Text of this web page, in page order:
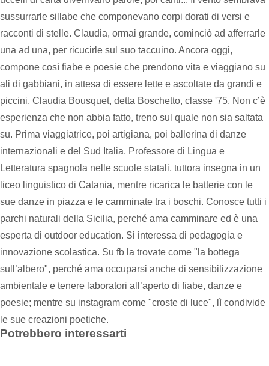
sussurrarle sillabe che componevano corpi dorati di versi e
racconti di stelle. Claudia, ormai grande, cominciò ad afferrarle
una ad una, per ricucirle sul suo taccuino. Ancora oggi,
compone così fiabe e poesie che prendono vita e viaggiano su
ali di gabbiani, in attesa di essere lette e ascoltate da grandi e
piccini. Claudia Bousquet, detta Boschetto, classe '75. Non c’è
esperienza che non abbia fatto, treno sul quale non sia saltata
su. Prima viaggiatrice, poi artigiana, poi ballerina di danze
internazionali e del Sud Italia. Professore di Lingua e
Letteratura spagnola nelle scuole statali, tuttora insegna in un
liceo linguistico di Catania, mentre ricarica le batterie con le
sue danze in piazza e le camminate tra i boschi. Conosce tutti i
parchi naturali della Sicilia, perché ama camminare ed è una
esperta di outdoor education. Si interessa di pedagogia e
innovazione scolastica. Su fb la trovate come "la bottega
sull’albero", perché ama occuparsi anche di sensibilizzazione
ambientale e tenere laboratori all’aperto di fiabe, danze e
poesie; mentre su instagram come "croste di luce", lì condivide
le sue creazioni poetiche.
Potrebbero interessarti